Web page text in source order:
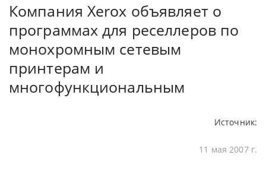
Компания Xerox объявляет о
программах для реселлеров по
монохромным сетевым
принтерам и
многофункциональным
Источник:
11 мая 2007 г.